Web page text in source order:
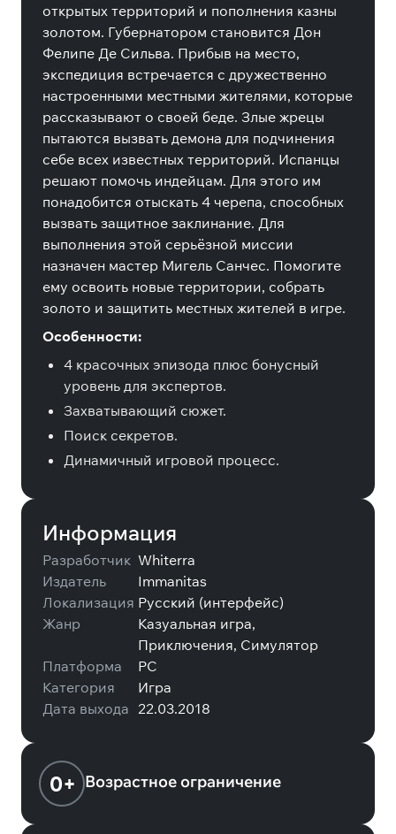
открытых территорий и пополнения казны
золотом. Губернатором становится Дон
Фелипе Де Сильва. Прибыв на место,
экспедиция встречается с дружественно
настроенными местными жителями, которые
рассказывают о своей беде. Злые жрецы
пытаются вызвать демона для подчинения
себе всех известных территорий. Испанцы
решают помочь индейцам. Для этого им
понадобится отыскать 4 черепа, способных
вызвать защитное заклинание. Для
выполнения этой серьёзной миссии
назначен мастер Мигель Санчес. Помогите
ему освоить новые территории, собрать
золото и защитить местных жителей в игре.
Особенности:
4 красочных эпизода плюс бонусный
уровень для экспертов.
Захватывающий сюжет.
Поиск секретов.
Динамичный игровой процесс.
Информация
Разработчик Whiterra
Издатель
Immanitas
Локализация Русский (интерфейс)
Жанр
Казуальная игра,
Приключения, Симулятор
Платформа
PC
Категория
Игра
Дата выхода 22.03.2018
0+ Возрастное ограничение